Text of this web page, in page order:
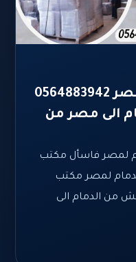
شركة شحن من الدمام لمصر 0564883942
الى مصر من
لمصر فاسأل مكتب
لمصر مكتب
من الدمام الى